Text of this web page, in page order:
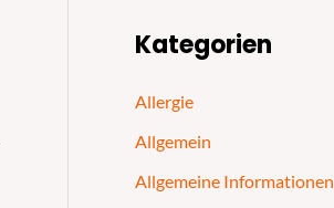
Kategorien
Allergie
Allgemein
Allgemeine Informationen